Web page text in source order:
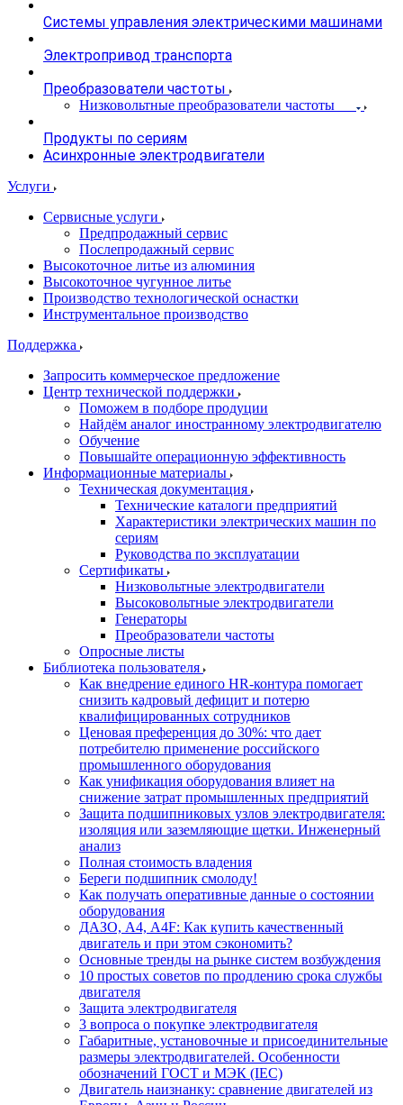
Системы управления электрическими машинами
Электропривод транспорта
Преобразователи частоты
Низковольтные преобразователи частоты
Продукты по сериям
Асинхронные электродвигатели
Услуги
Сервисные услуги
Предпродажный сервис
Послепродажный сервис
Высокоточное литье из алюминия
Высокоточное чугунное литье
Производство технологической оснастки
Инструментальное производство
Поддержка
Запросить коммерческое предложение
Центр технической поддержки
Поможем в подборе продуции
Найдём аналог иностранному электродвигателю
Обучение
Повышайте операционную эффективность
Информационные материалы
Техническая документация
Технические каталоги предприятий
Характеристики электрических машин по
сериям
Руководства по эксплуатации
Сертификаты
Низковольтные электродвигатели
Высоковольтные электродвигатели
Генераторы
Преобразователи частоты
Опросные листы
Библиотека пользователя
Как внедрение единого HR-контура помогает
снизить кадровый дефицит и потерю
квалифицированных сотрудников
Ценовая преференция до 30%: что дает
потребителю применение российского
промышленного оборудования
Как унификация оборудования влияет на
снижение затрат промышленных предприятий
Защита подшипниковых узлов электродвигателя:
изоляция или заземляющие щетки. Инженерный
анализ
Полная стоимость владения
Береги подшипник смолоду!
Как получать оперативные данные о состоянии
оборудования
ДАЗО, А4, А4F: Как купить качественный
двигатель и при этом сэкономить?
Основные тренды на рынке систем возбуждения
10 простых советов по продлению срока службы
двигателя
Защита электродвигателя
3 вопроса о покупке электродвигателя
Габаритные, установочные и присоединительные
размеры электродвигателей. Особенности
обозначений ГОСТ и МЭК (IEC)
Двигатель наизнанку: сравнение двигателей из